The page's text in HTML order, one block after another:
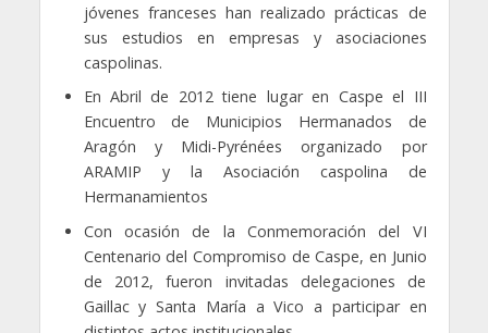
jóvenes franceses han realizado prácticas de
sus estudios en empresas y asociaciones
caspolinas.
En Abril de 2012 tiene lugar en Caspe el III
Encuentro de Municipios Hermanados de
Aragón y Midi-Pyrénées organizado por
ARAMIP y la Asociación caspolina de
Hermanamientos
Con ocasión de la Conmemoración del VI
Centenario del Compromiso de Caspe, en Junio
de 2012, fueron invitadas delegaciones de
Gaillac y Santa María a Vico a participar en